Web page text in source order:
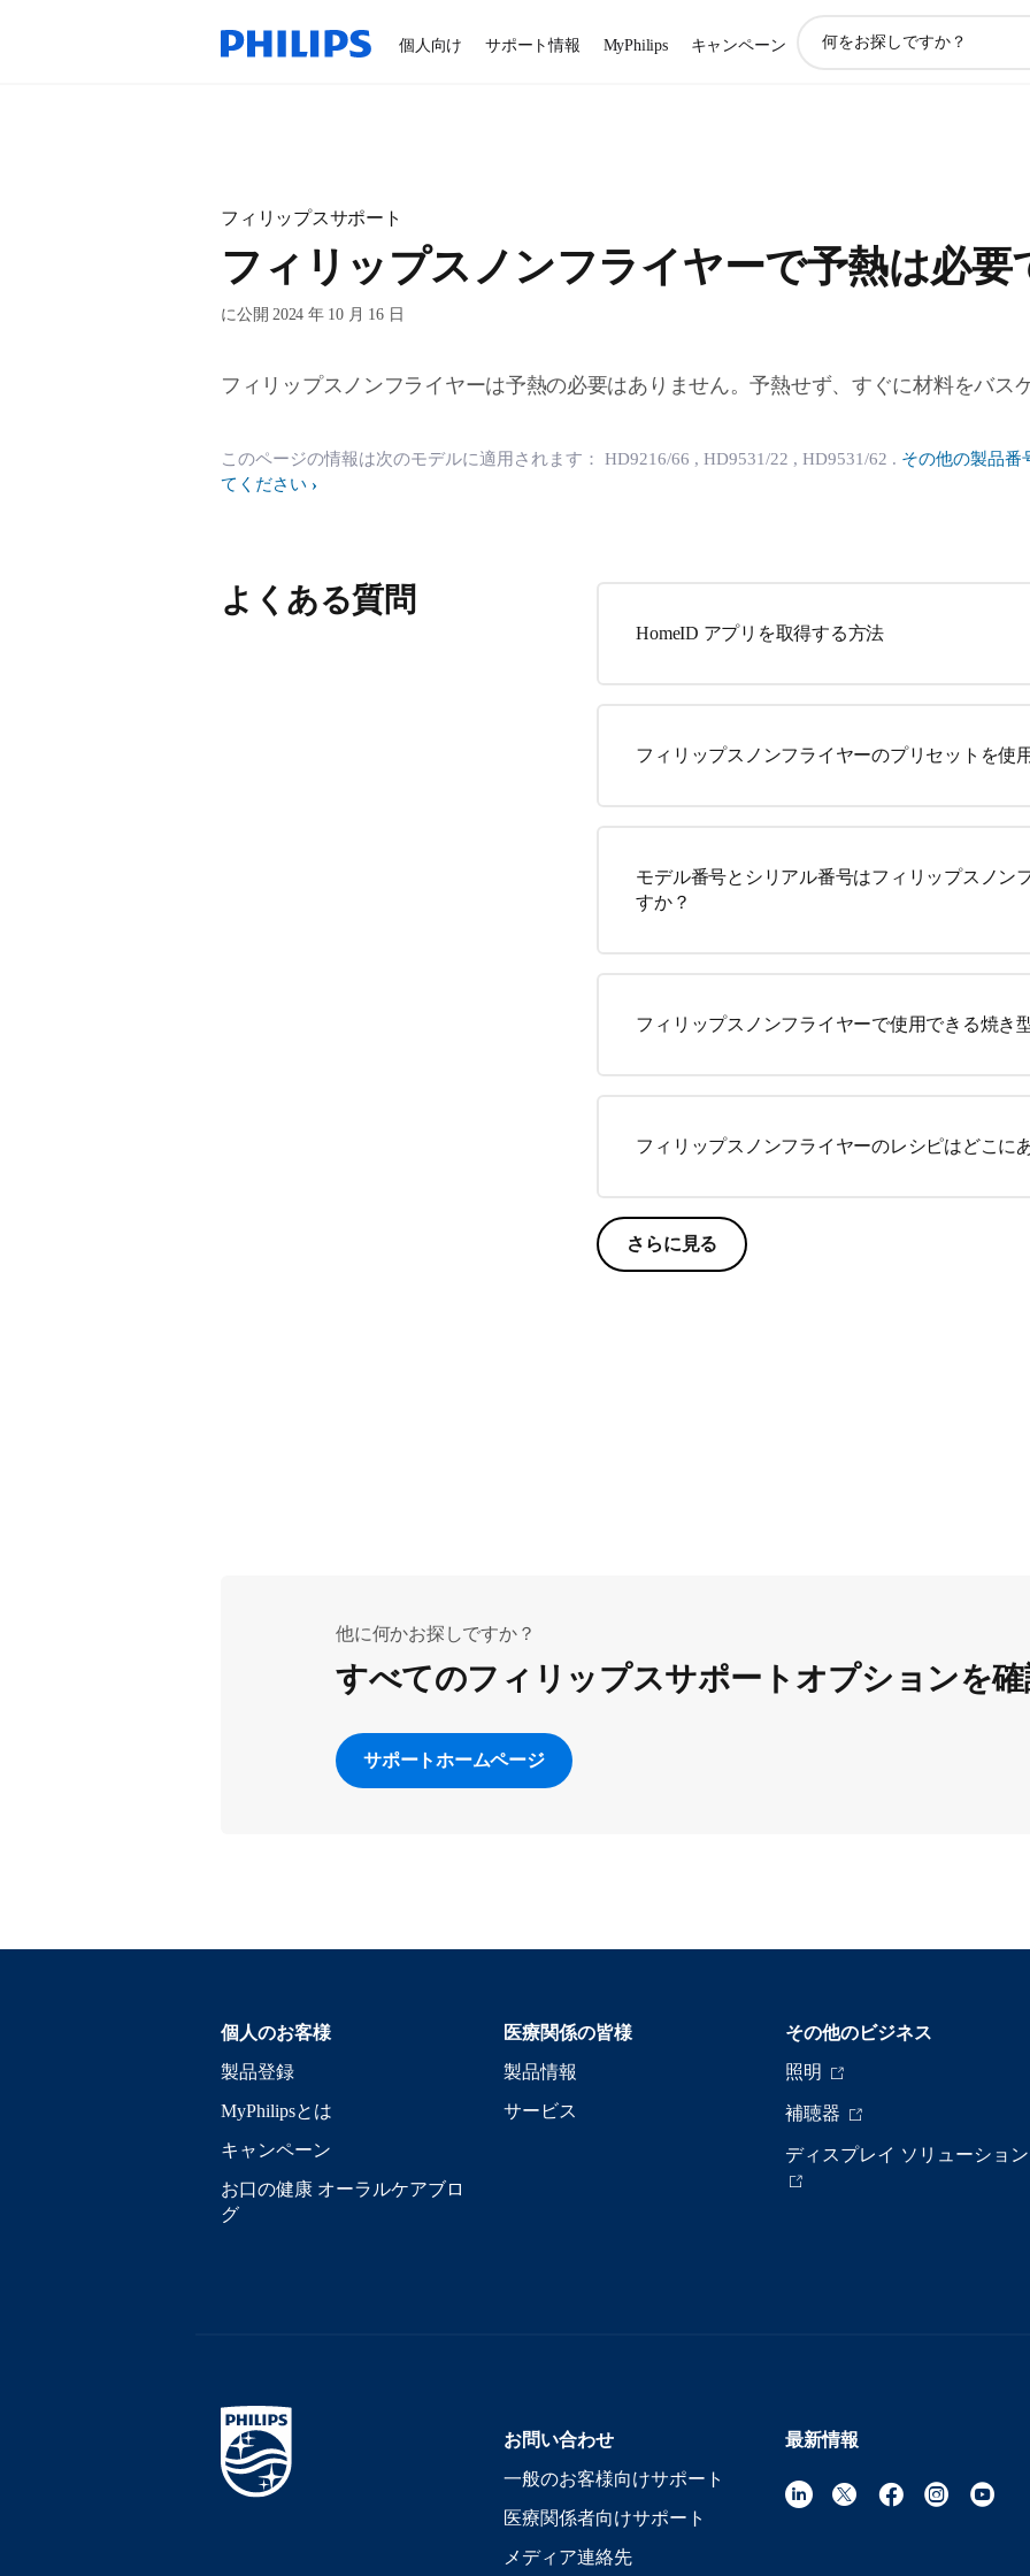
個人向け サポート情報 MyPhilips キャンペーン
索
フィリップスサポート
フィリップスノンフライヤーで予熱は必要
に公開 2024 年 10 月 16 日
フィリップスノンフライヤーは予熱の必要はありません。予熱せず、すぐに材料をバス
このページの情報は次のモデルに適用されます： HD9216/66 , HD9531/22 , HD9531/62 . その他の製品番
てください
よくある質問
HomeID アプリを取得する方法
フィリップスノンフライヤーのプリセットを使
モデル番号とシリアル番号はフィリップスノン
すか？
フィリップスノンフライヤーで使用できる焼き
フィリップスノンフライヤーのレシピはどこに
さらに見る
他に何かお探しですか？
すべてのフィリップスサポートオプションを確
サポートホームページ
個人のお客様
製品登録
MyPhilipsとは
キャンペーン
お口の健康 オーラルケアブロ
グ
医療関係の皆様
製品情報
サービス
その他のビジネス
照明
補聴器
ディスプレイ ソリューション
お問い合わせ
一般のお客様向けサポート
医療関係者向けサポート
メディア連絡先
最新情報